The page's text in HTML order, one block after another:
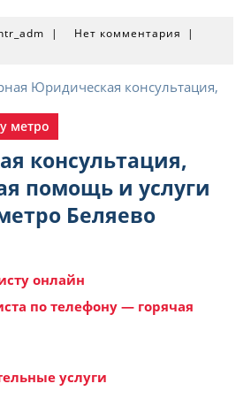
centr_adm
| Нет комментария
|
метро
консультация,
помощь и услуги
Беляево
онлайн
по телефону — горячая
услуги